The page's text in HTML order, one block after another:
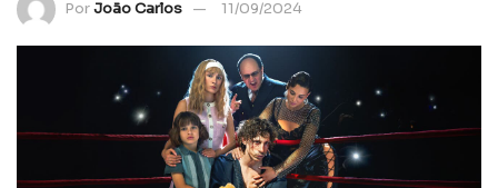
PorJoão Carlos 11/09/2024